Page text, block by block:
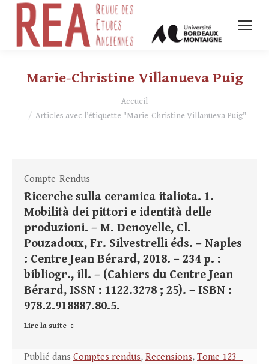
Marie-Christine Villanueva Puig
Accueil
Articles avec l’étiquette "Marie-Christine Villanueva Puig"
Compte-Rendus
Ricerche sulla ceramica italiota. 1.
Mobilità dei pittori e identità delle
produzioni. – M. Denoyelle, Cl.
Pouzadoux, Fr. Silvestrelli éds. – Naples
: Centre Jean Bérard, 2018. – 234 p. :
bibliogr., ill. – (Cahiers du Centre Jean
Bérard, ISSN : 1122.3278 ; 25). – ISBN :
978.2.918887.80.5.
Lire la suite
Publié dans Comptes rendus, Recensions, Tome 123 -